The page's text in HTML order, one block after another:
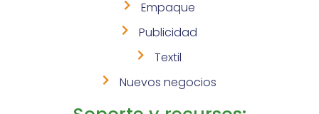
Empaque
Publicidad
Textil
Nuevos negocios